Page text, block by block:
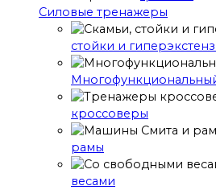
Cиловые тренажеры
стойки и
кроссоверы
рамы
весами